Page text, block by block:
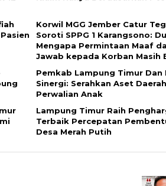
Korwil MGG Jember Catur
Soroti SPPG 1 Karangsono:
Mengapa Permintaan Maaf
Jawab kepada Korban Masih
Pemkab Lampung Timur
Sinergi: Serahkan Aset
Perwalian Anak
Lampung Timur Raih
Terbaik Percepatan
Desa Merah Putih